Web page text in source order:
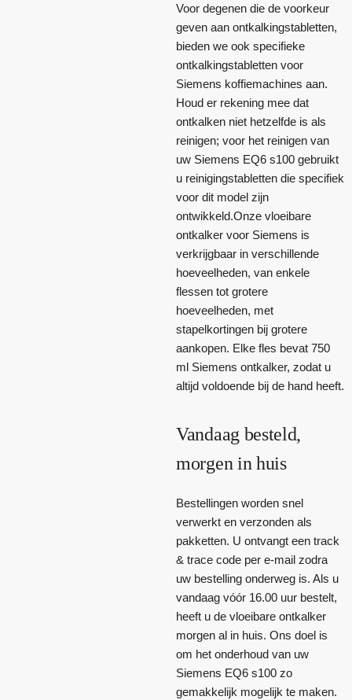
Voor degenen die de voorkeur
geven aan ontkalkingstabletten,
bieden we ook specifieke
ontkalkingstabletten voor
Siemens koffiemachines aan.
Houd er rekening mee dat
ontkalken niet hetzelfde is als
reinigen; voor het reinigen van
uw Siemens EQ6 s100 gebruikt
u reinigingstabletten die specifiek
voor dit model zijn
ontwikkeld.Onze vloeibare
ontkalker voor Siemens is
verkrijgbaar in verschillende
hoeveelheden, van enkele
flessen tot grotere
hoeveelheden, met
stapelkortingen bij grotere
aankopen. Elke fles bevat 750
ml Siemens ontkalker, zodat u
altijd voldoende bij de hand heeft.
Vandaag besteld,
morgen in huis
Bestellingen worden snel
verwerkt en verzonden als
pakketten. U ontvangt een track
& trace code per e-mail zodra
uw bestelling onderweg is. Als u
vandaag vóór 16.00 uur bestelt,
heeft u de vloeibare ontkalker
morgen al in huis. Ons doel is
om het onderhoud van uw
Siemens EQ6 s100 zo
gemakkelijk mogelijk te maken.